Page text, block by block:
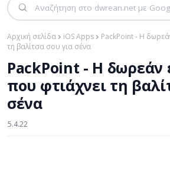
Αρχική σελίδα iOS Apps
PackPoint - Η
τη βαλίτσα σου για σένα
PackPoint - Η δωρεάν
που φτιάχνει τη
σένα
5.4.22